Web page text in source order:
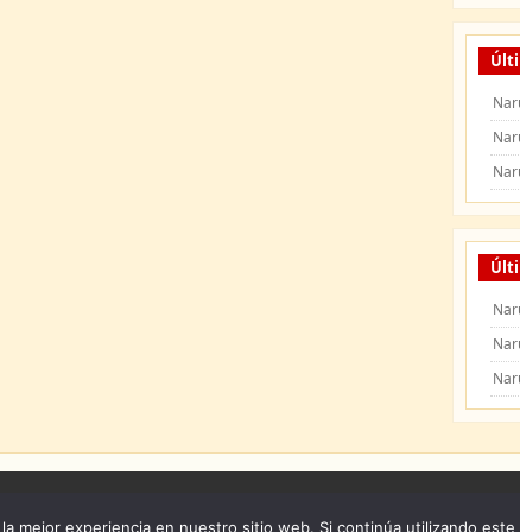
mejor experiencia en nuestro sitio web. Si continúa utilizando